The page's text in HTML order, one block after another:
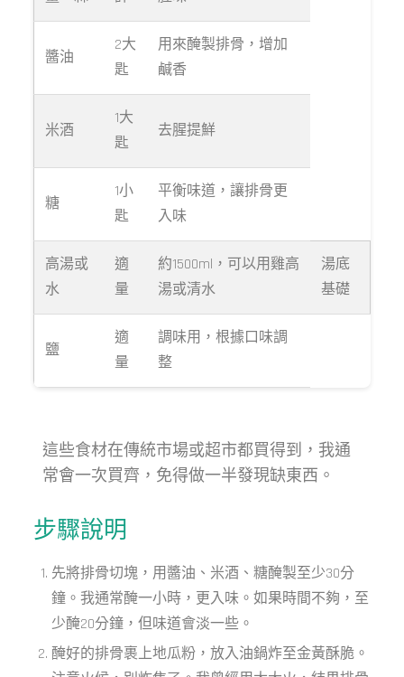
醬油
2大
匙
用來醃製排骨，增加
鹹香
米酒
1大
匙
去腥提鮮
糖
1小
匙
平衡味道，讓排骨更
入味
高湯或
水
適
量
約1500ml，可以用雞高
湯或清水
湯底
基礎
鹽
適
量
調味用，根據口味調
整
這些食材在傳統市場或超市都買得到，我通
常會一次買齊，免得做一半發現缺東西。
步驟說明
先將排骨切塊，用醬油、米酒、糖醃製至少30分
鐘。我通常醃一小時，更入味。如果時間不夠，至
少醃20分鐘，但味道會淡一些。
醃好的排骨裹上地瓜粉，放入油鍋炸至金黃酥脆。